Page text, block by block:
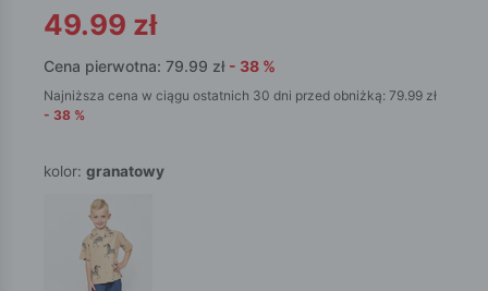
49.99 zł
Cena pierwotna: 79.99 zł - 38 %
Najniższa cena w ciągu ostatnich 30 dni przed obniżką: 79.99 zł
- 38 %
kolor: granatowy